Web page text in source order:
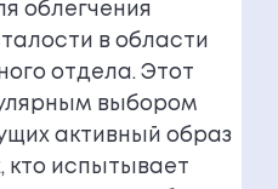
облегчения
в области
отдела. Этот
выбором
активный образ
кто испытывает